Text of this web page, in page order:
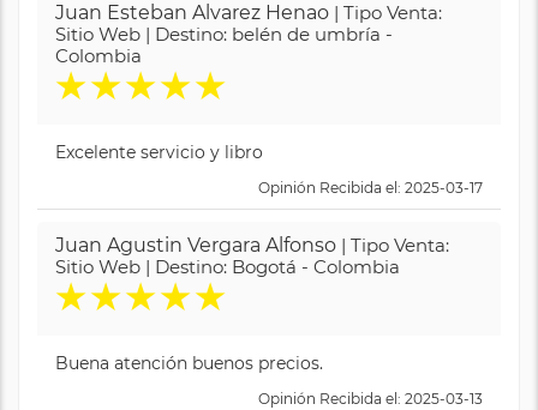
Juan Esteban Alvarez Henao | Tipo Venta:
Sitio Web | Destino: belén de umbría -
Colombia
★★★★★
Excelente servicio y libro
Opinión Recibida el: 2025-03-17
Juan Agustin Vergara Alfonso | Tipo Venta:
Sitio Web | Destino: Bogotá - Colombia
★★★★★
Buena atención buenos precios.
Opinión Recibida el: 2025-03-13